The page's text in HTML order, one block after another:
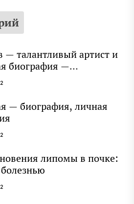
— талантливый артист и
биография —
известность и
из личной жизни!
— биография, личная
липомы в почке: